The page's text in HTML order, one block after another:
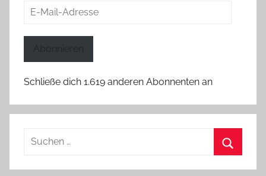
E-
Abonnieren
Schließe dich 1.619 anderen Abonnenten an
Suchen